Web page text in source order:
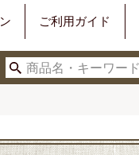
ご利用ガイド